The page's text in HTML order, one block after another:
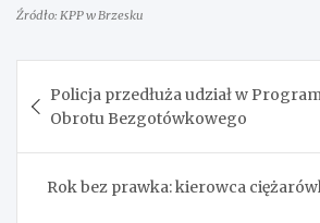
Źródło: KPP w Brzesku
wpisu
Policja przedłuża udział w
Obrotu Bezgotówkowego
Rok bez prawka: kierowca